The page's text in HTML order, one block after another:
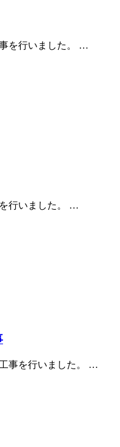
を行いました。 …
行いました。 …
事を行いました。 …